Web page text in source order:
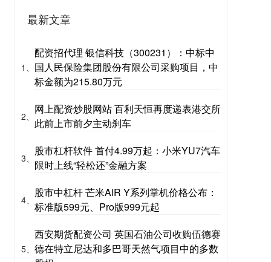
最新文章
1、
配资招代理 银信科技（300231）：中标中
国人民保险集团股份有限公司采购项目，中
标金额为215.80万元
2、
网上配资炒股网站 百利天恒再度递表港交所
此前上市前夕主动刹车
3、
股市杠杆软件 首付4.99万起：小米YU7汽车
限时上线“轻松还”金融方案
4、
股市中杠杆 芒米AIR Y系列掌机价格公布：
标准版599元、Pro版999元起
5、
西安期货配资公司 英国石油公司收购伍德赛
德在特立尼达和多巴哥天然气项目中的多数